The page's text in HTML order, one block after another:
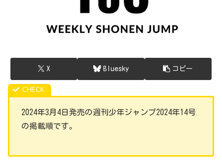
X Bluesky コピー
2024年3月4日発売の週刊少年ジャンプ2024年14号
の掲載順です。